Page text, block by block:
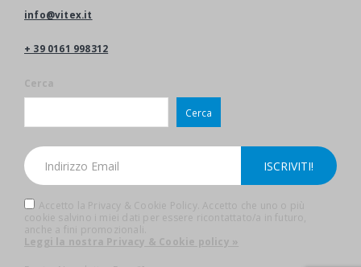
info@vitex.it
+ 39 0161 998312
Cerca
Cerca
Accetto la Privacy & Cookie Policy. Accetto che uno o più
cookie salvino i miei dati per essere ricontattato/a in futuro,
anche a fini promozionali.
Leggi la nostra Privacy & Cookie policy »